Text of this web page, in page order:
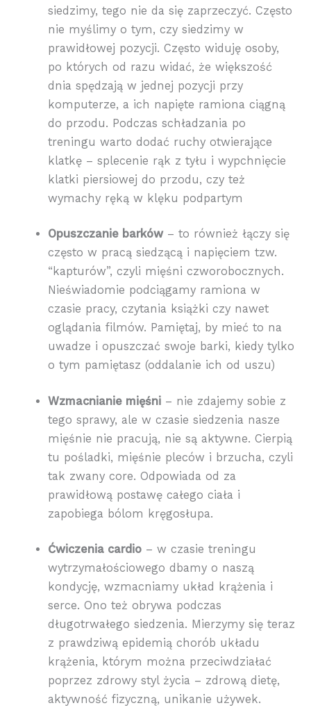
siedzimy, tego nie da się zaprzeczyć. Często
nie myślimy o tym, czy siedzimy w
prawidłowej pozycji. Często widuję osoby,
po których od razu widać, że większość
dnia spędzają w jednej pozycji przy
komputerze, a ich napięte ramiona ciągną
do przodu. Podczas schładzania po
treningu warto dodać ruchy otwierające
klatkę – splecenie rąk z tyłu i wypchnięcie
klatki piersiowej do przodu, czy też
wymachy ręką w klęku podpartym
Opuszczanie barków– to również łączy się
często w pracą siedzącą i napięciem tzw.
“kapturów”, czyli mięśni czworobocznych.
Nieświadomie podciągamy ramiona w
czasie pracy, czytania książki czy nawet
oglądania filmów. Pamiętaj, by mieć to na
uwadze i opuszczać swoje barki, kiedy tylko
o tym pamiętasz (oddalanie ich od uszu)
Wzmacnianie mięśni – nie zdajemy sobie z
tego sprawy, ale w czasie siedzenia nasze
mięśnie nie pracują, nie są aktywne. Cierpią
tu pośladki, mięśnie pleców i brzucha, czyli
tak zwany core. Odpowiada od za
prawidłową postawę całego ciała i
zapobiega bólom kręgosłupa.
Ćwiczenia cardio – w czasie treningu
wytrzymałościowego dbamy o naszą
kondycję, wzmacniamy układ krążenia i
serce. Ono też obrywa podczas
długotrwałego siedzenia. Mierzymy się teraz
z prawdziwą epidemią chorób układu
krążenia, którym można przeciwdziałać
poprzez zdrowy styl życia – zdrową dietę,
aktywność fizyczną, unikanie używek.